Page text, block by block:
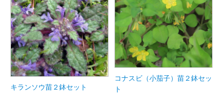
キランソウ苗２鉢セット
コナスビ（小茄子）苗２鉢セッ
ト